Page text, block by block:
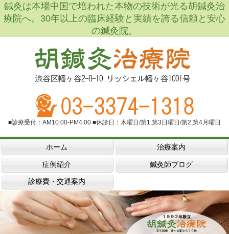
鍼灸は本場中国で培われた本物の技術が光る胡鍼灸治
療院へ。30年以上の臨床経験と実績を誇る信頼と安心
の鍼灸院。
■診療受付：AM10:00-PM4:00 ■休診日：木曜日/第1,第3日曜日/第2,第4月曜日
ホーム 治療案内
症例紹介 鍼灸師ブログ
診療費・交通案内